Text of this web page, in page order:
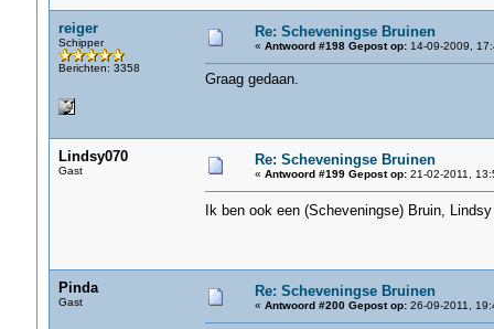
reiger
Schipper
Berichten: 3358
Re: Scheveningse Bruinen
« Antwoord #198 Gepost op:14-09-2009,
Graag gedaan.
Lindsy070
Gast
Re: Scheveningse Bruinen
« Antwoord #199 Gepost op:21-02-2011,
Ik ben ook een (Scheveningse) Bruin,
Pinda
Gast
Re: Scheveningse Bruinen
« Antwoord #200 Gepost op:26-09-2011,